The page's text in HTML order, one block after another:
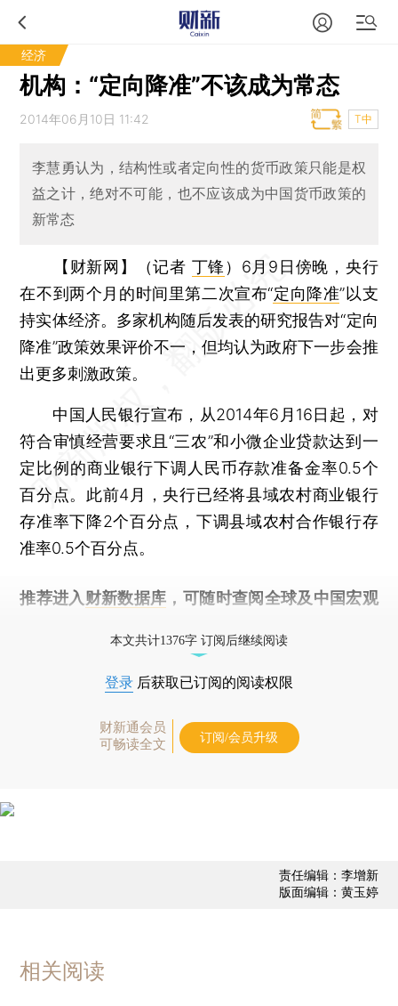
经济
机构：“定向降准”不该成为常态
2014年06月10日 11:42 T中
李慧勇认为，结构性或者定向性的货币政策只能是权
益之计，绝对不可能，也不应该成为中国货币政策的
新常态
【财新网】（记者 丁锋 ） 6月9日傍晚，央行
在不到两个月的时间里第二次宣布“定向降准”以支
持实体经济。多家机构随后发表的研究报告对“定向
降准”政策效果评价不一，但均认为政府下一步会推
出更多刺激政策。
中国人民银行宣布，从2014年6月16日起，对
符合审慎经营要求且“三农”和小微企业贷款达到一
定比例的商业银行下调人民币存款准备金率0.5个
百分点。此前4月，央行已经将县域农村商业银行
存准率下降2个百分点，下调县域农村合作银行存
准率0.5个百分点。
推荐进入 财新数据库 ，可随时查阅全球及中国宏观
本文共计1376字 订阅后继续阅读
登录 后获取已订阅的阅读权限
财新通会员
可畅读全文
订阅/会员升级
责任编辑：李增新
版面编辑：黄玉婷
相关阅读